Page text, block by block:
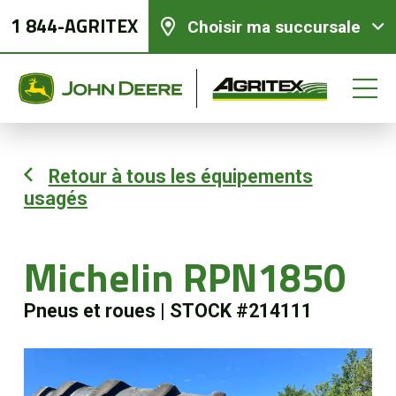
1 844-AGRITEX Choisir ma succursale
Retour à tous les équipements
usagés
Michelin RPN1850
Pneus et roues STOCK #214111
Équipements neufs
Équipements usagés
Pièces et services
Agriculture de précision